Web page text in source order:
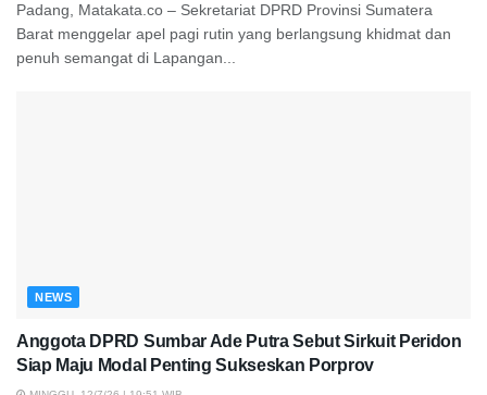
Padang, Matakata.co – Sekretariat DPRD Provinsi Sumatera
Barat menggelar apel pagi rutin yang berlangsung khidmat dan
penuh semangat di Lapangan...
NEWS
Anggota DPRD Sumbar Ade Putra Sebut Sirkuit Peridon
Siap Maju Modal Penting Sukseskan Porprov